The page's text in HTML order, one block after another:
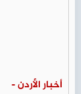
أخبار الأردن -